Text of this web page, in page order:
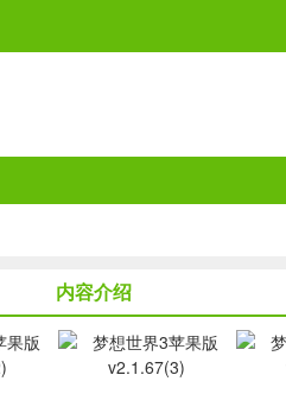
内容介绍